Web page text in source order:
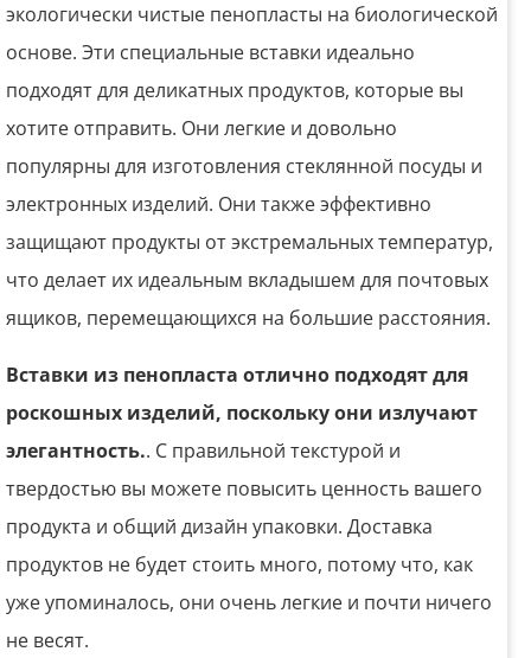
экологически чистые пенопласты на биологической
основе. Эти специальные вставки идеально
подходят для деликатных продуктов, которые вы
хотите отправить. Они легкие и довольно
популярны для изготовления стеклянной посуды и
электронных изделий. Они также эффективно
защищают продукты от экстремальных температур,
что делает их идеальным вкладышем для почтовых
ящиков, перемещающихся на большие расстояния.
Вставки из пенопласта отлично подходят для
роскошных изделий, поскольку они излучают
элегантность.. С правильной текстурой и
твердостью вы можете повысить ценность вашего
продукта и общий дизайн упаковки. Доставка
продуктов не будет стоить много, потому что, как
уже упоминалось, они очень легкие и почти ничего
не весят.